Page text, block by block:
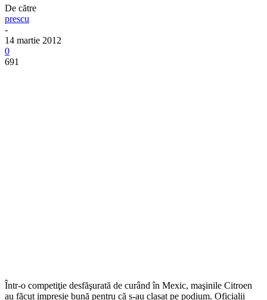
De către
prescu
-
14 martie 2012
0
691
Într-o competiţie desfăşurată de curând în Mexic, maşinile Citroen
au făcut impresie bună pentru că s-au clasat pe podium. Oficialii